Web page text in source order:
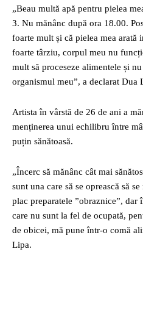
„Beau multă apă pentru pielea
3. Nu mănânc după ora 18.00.
foarte mult și că pielea mea arată
foarte târziu, corpul meu nu
mult să proceseze alimentele și
organismul meu”, a declarat Dua
Artista în vârstă de 26 de ani a
menținerea unui echilibru între
puțin sănătoasă.
„Încerc să mănânc cât mai
sunt una care să se oprească să
plac preparatele ”obraznice”,
care nu sunt la fel de ocupată,
de obicei, mă pune într-o comă
Lipa.